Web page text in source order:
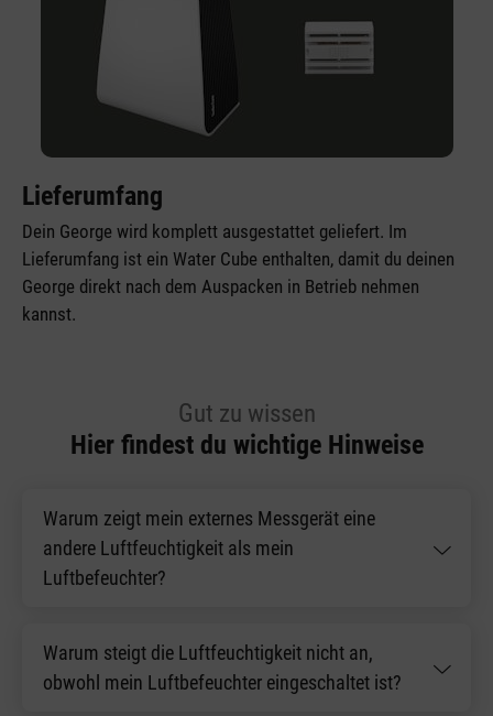
Lieferumfang
Dein George wird komplett ausgestattet geliefert. Im
Lieferumfang ist ein Water Cube enthalten, damit du deinen
George direkt nach dem Auspacken in Betrieb nehmen
kannst.
Gut zu wissen
Hier findest du wichtige Hinweise
Warum zeigt mein externes Messgerät eine
andere Luftfeuchtigkeit als mein
Luftbefeuchter?
Warum steigt die Luftfeuchtigkeit nicht an,
obwohl mein Luftbefeuchter eingeschaltet ist?